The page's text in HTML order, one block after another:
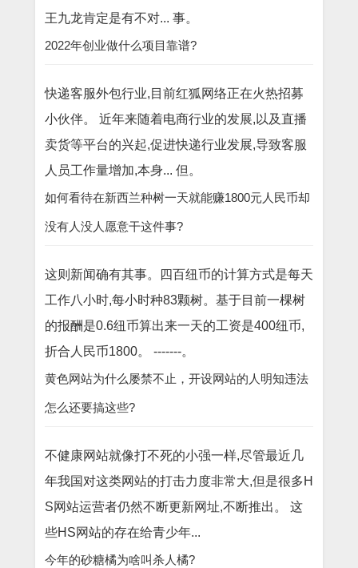
王九龙肯定是有不对... 事。
2022年创业做什么项目靠谱?
快递客服外包行业,目前红狐网络正在火热招募
小伙伴。 近年来随着电商行业的发展,以及直播
卖货等平台的兴起,促进快递行业发展,导致客服
人员工作量增加,本身... 但。
如何看待在新西兰种树一天就能赚1800元人民币却
没有人没人愿意干这件事?
这则新闻确有其事。四百纽币的计算方式是每天
工作八小时,每小时种83颗树。基于目前一棵树
的报酬是0.6纽币算出来一天的工资是400纽币,
折合人民币1800。 -------。
黄色网站为什么屡禁不止，开设网站的人明知违法
怎么还要搞这些?
不健康网站就像打不死的小强一样,尽管最近几
年我国对这类网站的打击力度非常大,但是很多H
S网站运营者仍然不断更新网址,不断推出。 这
些HS网站的存在给青少年...
今年的砂糖橘为啥叫杀人橘?